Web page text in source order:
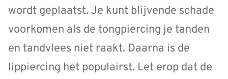
wordt geplaatst. Je kunt blijvende schade
voorkomen als de tongpiercing je tanden
en tandvlees niet raakt. Daarna is de
lippiercing het populairst. Let erop dat de